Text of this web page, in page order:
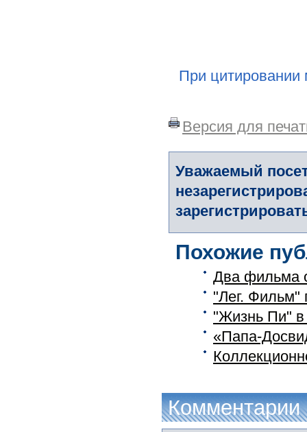
При цитировании
Версия для
Уважаемый
Похожие
Два фильма
"Лег. Фильм"
"Жизнь Пи"
«Папа-
Комментарии